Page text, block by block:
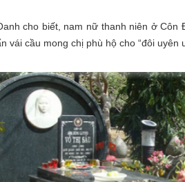
cho biết, nam nữ thanh niên ở
vái cầu mong chị phù hộ cho “đôi uyên